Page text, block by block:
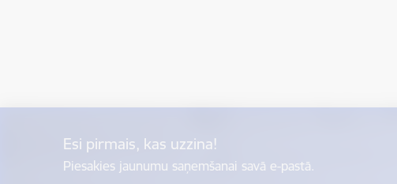
Esi pirmais, kas uzzina!
Piesakies jaunumu saņemšanai savā e-pastā.